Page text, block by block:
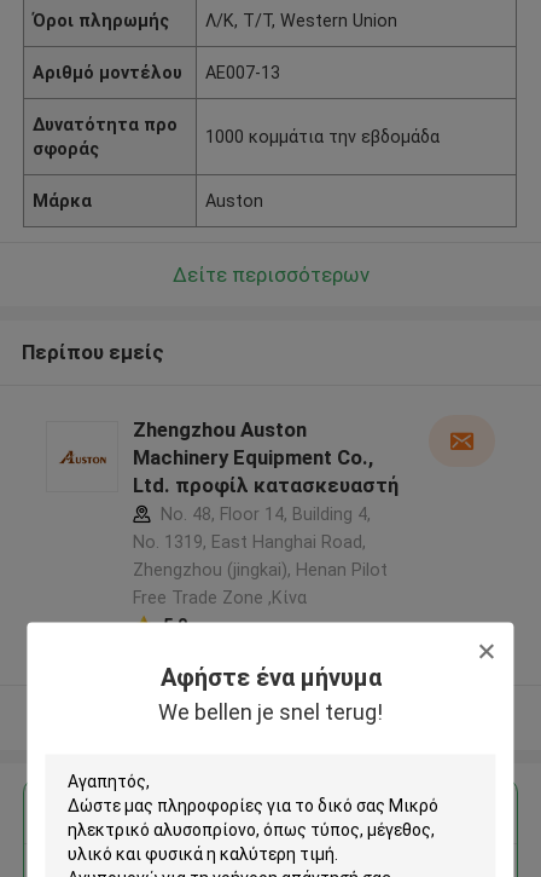
Αφήστε ένα μήνυμα
We bellen je snel terug!
Όροι πληρωμής Λ/Κ, Τ/Τ, Western Union
Αριθμό μοντέλου AE007-13
Δυνατότητα προ
σφοράς
1000 κομμάτια την εβδομάδα
Μάρκα Auston
Δείτε περισσότερων
Περίπου εμείς
Zhengzhou Auston
Machinery Equipment Co.,
Ltd. προφίλ κατασκευαστή
No. 48, Floor 14, Building 4,
No. 1319, East Hanghai Road,
Zhengzhou (jingkai), Henan Pilot
Free Trade Zone ,Κίνα
5.0
Δείτε περισσότερων
Αποκτήστε την καλύτερη τιμή για